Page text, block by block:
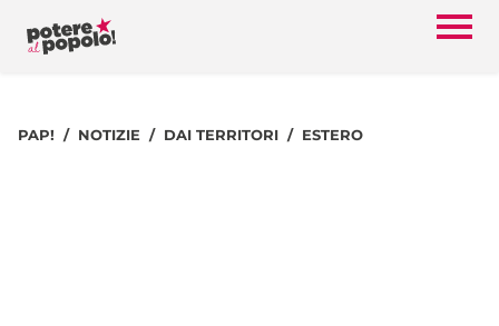
PAP! NOTIZIE DAI TERRITORI ESTERO